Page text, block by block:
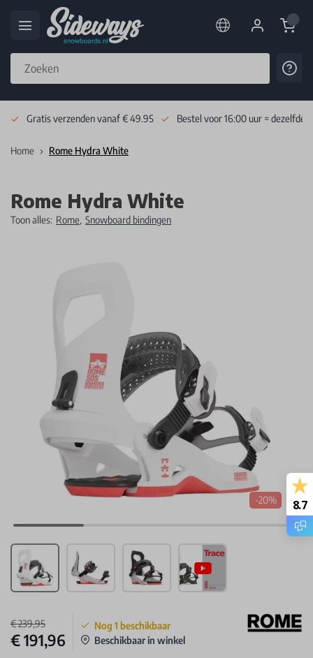
Cart
Gratis verzenden vanaf € 49.95 Bestel voor 16:00 uur = dezelfde
Home Rome Hydra White
Rome Hydra White
Toon alles: Rome, Snowboard bindingen
-20%
€ 239,95
€ 191,96
Nog 1 beschikbaar
Beschikbaar in winkel
8.7